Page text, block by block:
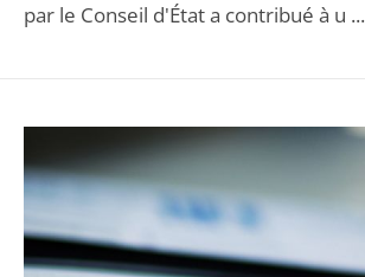
par le Conseil d'État a contribué à u ...